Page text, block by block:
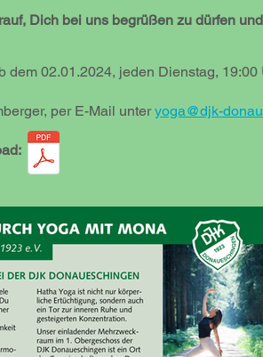
Dich bei uns begrüßen zu dürfen
dem 02.01.2024, jeden Dienstag,
per E-Mail unteryoga@djk-